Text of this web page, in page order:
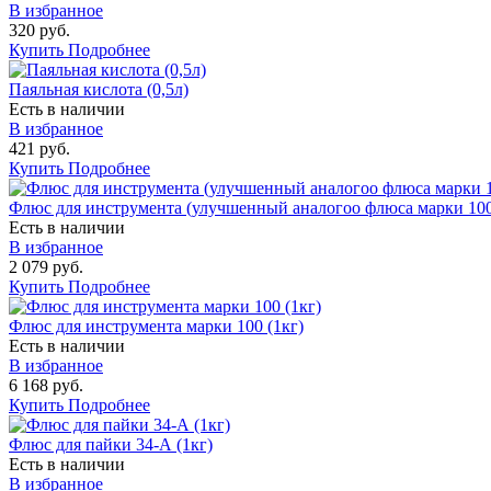
В избранное
320 руб.
Купить Подробнее
Паяльная кислота (0,5л)
Есть в наличии
В избранное
421 руб.
Купить Подробнее
Флюс для инструмента (улучшенный аналогоо флюса марки
Есть в наличии
В избранное
2 079 руб.
Купить Подробнее
Флюс для инструмента марки 100 (1кг)
Есть в наличии
В избранное
6 168 руб.
Купить Подробнее
Флюс для пайки 34-А (1кг)
Есть в наличии
В избранное